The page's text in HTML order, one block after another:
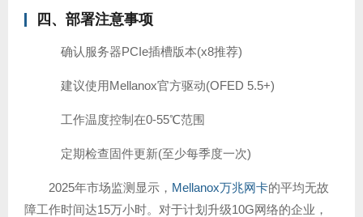
四、部署注意事项
确认服务器PCIe插槽版本(x8推荐)
建议使用Mellanox官方驱动(OFED 5.5+)
工作温度控制在0-55℃范围
定期检查固件更新(至少每季度一次)
2025年市场监测显示， Mellanox万兆网卡的平均无故
障工作时间达15万小时。对于计划升级10G网络的企业，